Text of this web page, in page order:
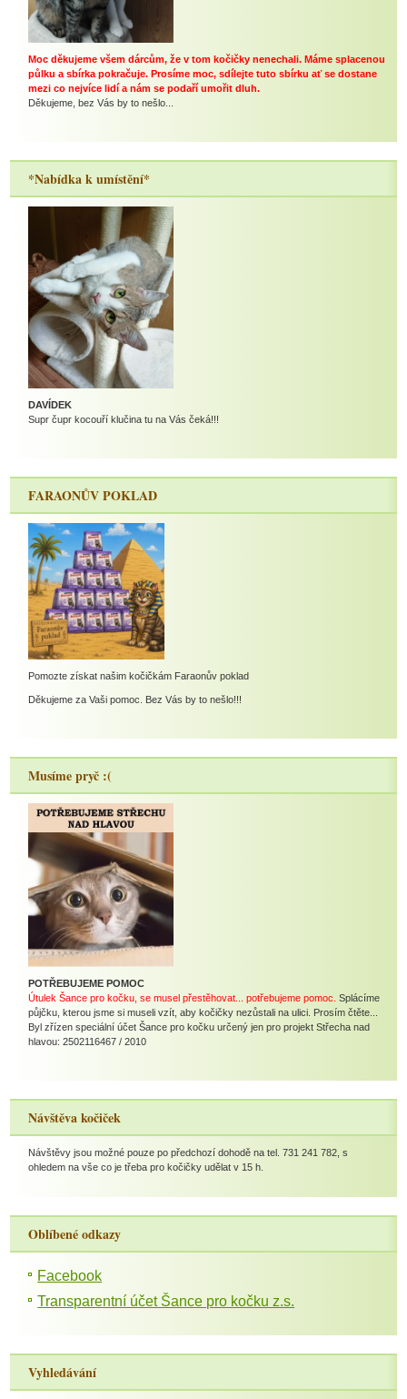
Moc děkujeme všem dárcům, že v tom kočičky nenechali. Máme splacenou
půlku a sbírka pokračuje. Prosíme moc, sdílejte tuto sbírku ať se dostane
mezi co nejvíce lidí a nám se podaří umořit dluh.
Děkujeme, bez Vás by to nešlo...
*Nabídka k umístění*
DAVÍDEK
Supr čupr kocouří klučina tu na Vás čeká!!!
FARAONŮV POKLAD
Pomozte získat našim kočičkám Faraonův poklad
Děkujeme za Vaši pomoc. Bez Vás by to nešlo!!!
Musíme pryč :(
POTŘEBUJEME POMOC
Útulek Šance pro kočku, se musel přestěhovat... potřebujeme pomoc. Splácíme
půjčku, kterou jsme si museli vzít, aby kočičky nezůstali na ulici. Prosím čtěte...
Byl zřízen speciální účet Šance pro kočku určený jen pro projekt Střecha nad
hlavou: 2502116467 / 2010
Návštěva kočiček
Návštěvy jsou možné pouze po předchozí dohodě na tel. 731 241 782, s
ohledem na vše co je třeba pro kočičky udělat v 15 h.
Oblíbené odkazy
Facebook
Transparentní účet Šance pro kočku z.s.
Vyhledávání